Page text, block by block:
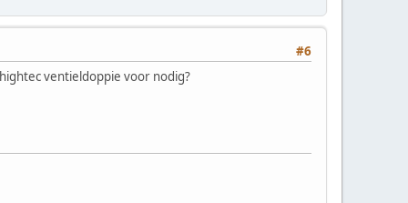
#6
ventieldoppie voor nodig?